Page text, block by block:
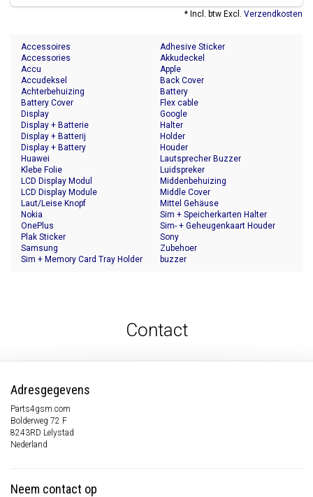
* Incl. btw Excl. Verzendkosten
Accessoires
Accessories
Accu
Accudeksel
Achterbehuizing
Adhesive Sticker
Akkudeckel
Apple
Back Cover
Battery
Battery Cover
Display
Display + Batterie
Display + Batterij
Display + Battery
Flex cable
Google
Halter
Holder
Houder
Huawei
Klebe Folie
LCD Display Modul
LCD Display Module
Laut/Leise Knopf
Lautsprecher Buzzer
Luidspreker
Middenbehuizing
Middle Cover
Mittel Gehäuse
Nokia
OnePlus
Plak Sticker
Samsung
Sim + Memory Card Tray Holder
Sim + Speicherkarten Halter
Sim- + Geheugenkaart Houder
Sony
Zubehoer
buzzer
Contact
Adresgegevens
Parts4gsm.com
Bolderweg 72 F
8243RD Lelystad
Nederland
Neem contact op